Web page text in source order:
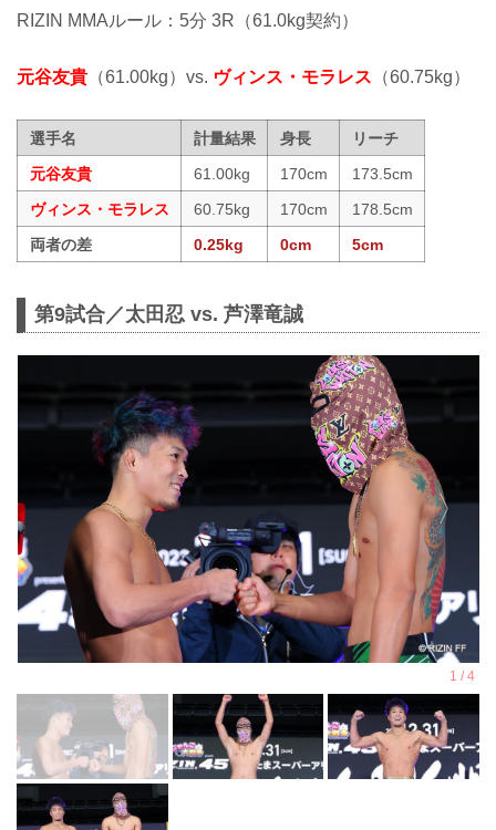
RIZIN MMAルール：5分 3R（61.0kg契約）
元谷友貴 （61.00kg）vs. ヴィンス・モラレス （60.75kg）
選手名 計量結果 身長
リーチ
元谷友貴
61.00kg 170cm
173.5cm
ヴィンス・モラレス
60.75kg 170cm
178.5cm
両者の差
0.25kg 0cm 5cm
第9試合／太田忍 vs. 芦澤竜誠